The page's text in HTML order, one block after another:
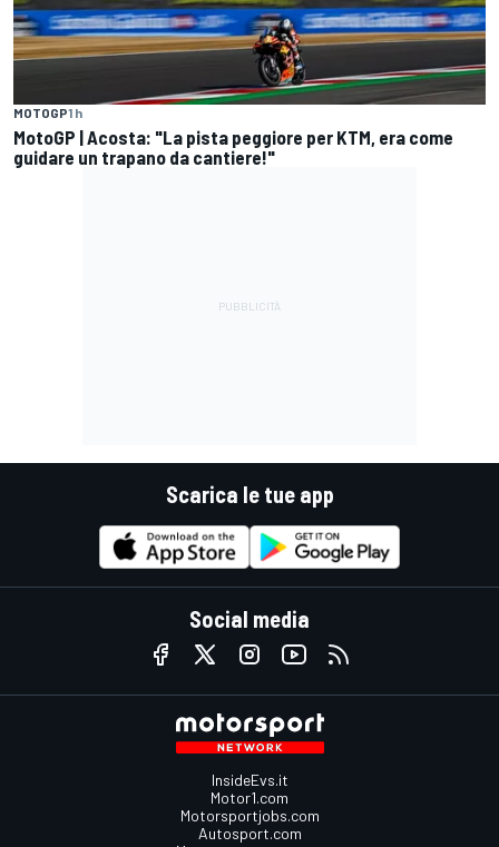
MOTOGP1 h
MotoGP | Acosta: "La pista peggiore per KTM, era come
guidare un trapano da cantiere!"
Scarica le tue app
Social media
InsideEvs.it
Motor1.com
Motorsportjobs.com
Autosport.com